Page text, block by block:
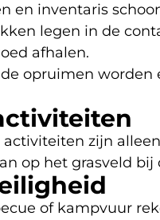
en inventaris
legen in de
afhalen.
opruimen
activiteiten zijn
op het grasveld bij
of kampvuur